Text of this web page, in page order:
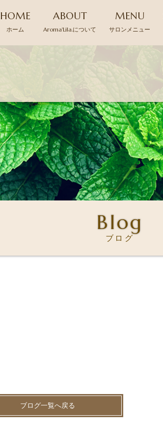
HOME
ホーム
ABOUT
Aroma'Lila.について
MENU
サロンメニュー
Blog
ブログ
ブログ一覧へ戻る